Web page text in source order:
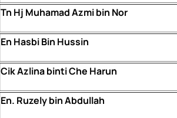
Tn Hj Muhamad Azmi bin Nor
En Hasbi Bin Hussin
Cik Azlina binti Che Harun
En. Ruzely bin Abdullah